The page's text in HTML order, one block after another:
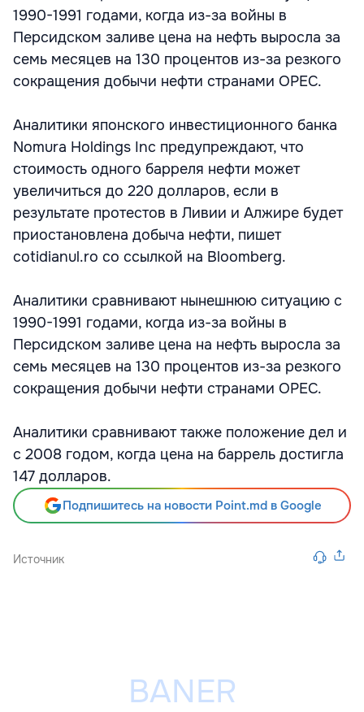
1990-1991 годами, когда из-за войны в
Персидском заливе цена на нефть выросла за
семь месяцев на 130 процентов из-за резкого
сокращения добычи нефти странами OPEC.
Аналитики японского инвестиционного банка
Nomura Holdings Inc предупреждают, что
стоимость одного барреля нефти может
увеличиться до 220 долларов, если в
результате протестов в Ливии и Алжире будет
приостановлена добыча нефти, пишет
cotidianul.ro со ссылкой на Bloomberg.
Аналитики сравнивают нынешнюю ситуацию с
1990-1991 годами, когда из-за войны в
Персидском заливе цена на нефть выросла за
семь месяцев на 130 процентов из-за резкого
сокращения добычи нефти странами OPEC.
Аналитики сравнивают также положение дел и
с 2008 годом, когда цена на баррель достигла
147 долларов.
Подпишитесь на новости Point.md в Google
Источник